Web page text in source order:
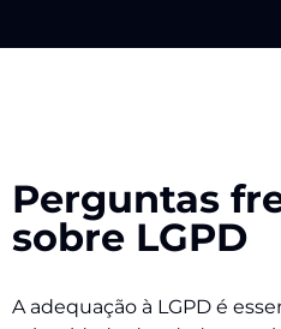
Perguntas
sobre LGPD
A adequação à LGPD é